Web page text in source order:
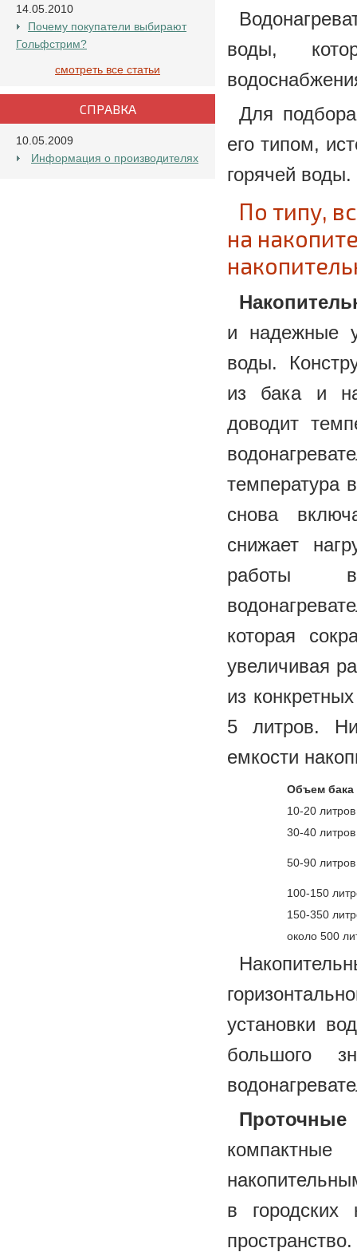
14.05.2010
Почему покупатели выбирают
Гольфстрим?
смотреть все статьи
СПРАВКА
10.05.2009
Информация о производителях
воды,
Для
его типом,
горячей воды.
По типу,
на
и надежные
воды.
из бака и
доводит
температура
снова
снижает
работы
которая
увеличивая
из
5 литров.
емкости
Объем бака
10-20 литров
30-40 литров
50-90 литров
100-150
150-350
около 500
установки
большого
Проточные
в городских